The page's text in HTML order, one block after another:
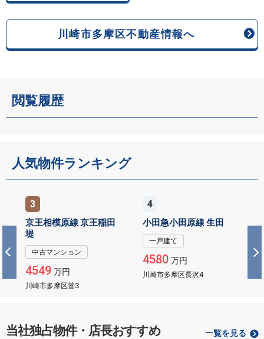
川崎市多摩区不動産情報へ
閲覧履歴
人気物件ランキング
4
小田急小田原線 生田
一戸建て
4580万円
川崎市多摩区長沢4
5
小田急小田原線 生田
一戸建て
4799万円
川崎市多摩区南生田3
当社独占物件・店長おすすめ 一覧を見る